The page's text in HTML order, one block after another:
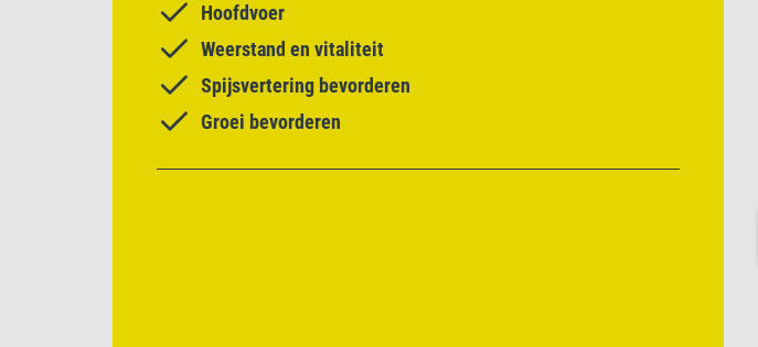
Hoofdvoer
Weerstand en vitaliteit
Spijsvertering bevorderen
Groei bevorderen